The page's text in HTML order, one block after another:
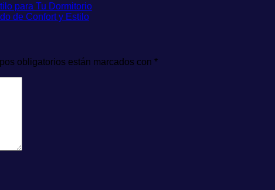
para Tu Dormitorio
de Confort y Estilo
obligatorios están marcados con *